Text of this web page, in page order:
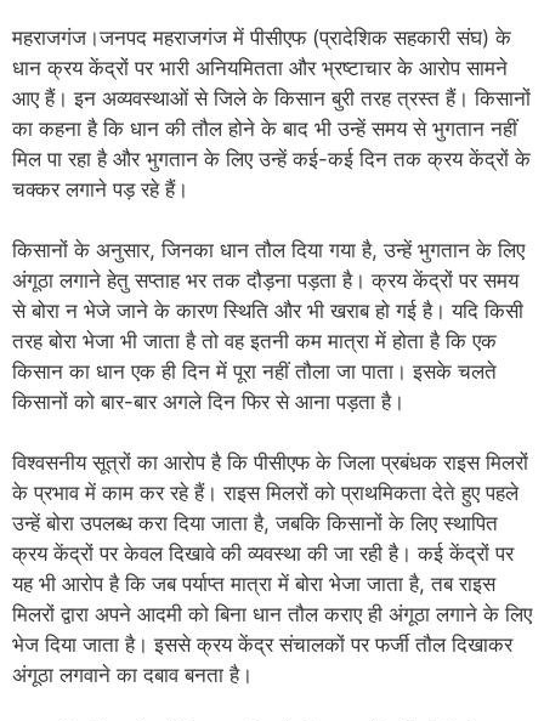
महराजगंज।जनपद महराजगंज में पीसीएफ (प्रादेशिक सहकारी संघ) के
धान क्रय केंद्रों पर भारी अनियमितता और भ्रष्टाचार के आरोप सामने
आए हैं। इन अव्यवस्थाओं से जिले के किसान बुरी तरह त्रस्त हैं। किसानों
का कहना है कि धान की तौल होने के बाद भी उन्हें समय से भुगतान नहीं
मिल पा रहा है और भुगतान के लिए उन्हें कई-कई दिन तक क्रय केंद्रों के
चक्कर लगाने पड़ रहे हैं।
किसानों के अनुसार, जिनका धान तौल दिया गया है, उन्हें भुगतान के लिए
अंगूठा लगाने हेतु सप्ताह भर तक दौड़ना पड़ता है। क्रय केंद्रों पर समय
से बोरा न भेजे जाने के कारण स्थिति और भी खराब हो गई है। यदि किसी
तरह बोरा भेजा भी जाता है तो वह इतनी कम मात्रा में होता है कि एक
किसान का धान एक ही दिन में पूरा नहीं तौला जा पाता। इसके चलते
किसानों को बार-बार अगले दिन फिर से आना पड़ता है।
विश्वसनीय सूत्रों का आरोप है कि पीसीएफ के जिला प्रबंधक राइस मिलरों
के प्रभाव में काम कर रहे हैं। राइस मिलरों को प्राथमिकता देते हुए पहले
उन्हें बोरा उपलब्ध करा दिया जाता है, जबकि किसानों के लिए स्थापित
क्रय केंद्रों पर केवल दिखावे की व्यवस्था की जा रही है। कई केंद्रों पर
यह भी आरोप है कि जब पर्याप्त मात्रा में बोरा भेजा जाता है, तब राइस
मिलरों द्वारा अपने आदमी को बिना धान तौल कराए ही अंगूठा लगाने के लिए
भेज दिया जाता है। इससे क्रय केंद्र संचालकों पर फर्जी तौल दिखाकर
अंगूठा लगवाने का दबाव बनता है।